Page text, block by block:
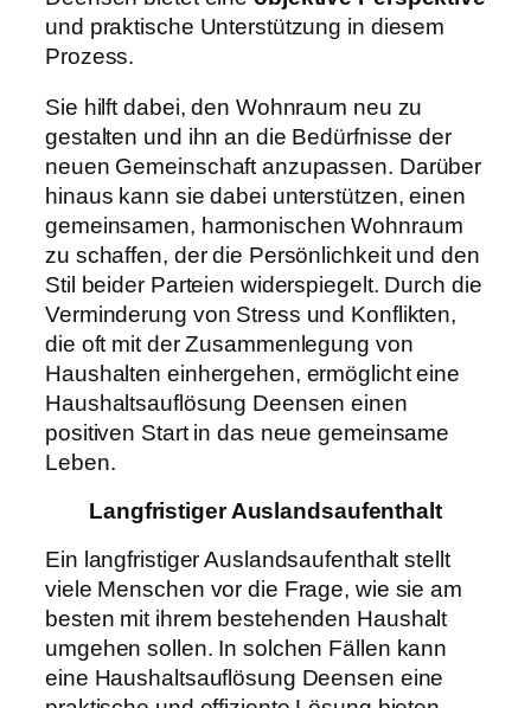
und praktische Unterstützung in diesem
Prozess.
Sie hilft dabei, den Wohnraum neu zu
gestalten und ihn an die Bedürfnisse der
neuen Gemeinschaft anzupassen. Darüber
hinaus kann sie dabei unterstützen, einen
gemeinsamen, harmonischen Wohnraum
zu schaffen, der die Persönlichkeit und den
Stil beider Parteien widerspiegelt. Durch die
Verminderung von Stress und Konflikten,
die oft mit der Zusammenlegung von
Haushalten einhergehen, ermöglicht eine
Haushaltsauflösung Deensen einen
positiven Start in das neue gemeinsame
Leben.
Langfristiger Auslandsaufenthalt
Ein langfristiger Auslandsaufenthalt stellt
viele Menschen vor die Frage, wie sie am
besten mit ihrem bestehenden Haushalt
umgehen sollen. In solchen Fällen kann
eine Haushaltsauflösung Deensen eine